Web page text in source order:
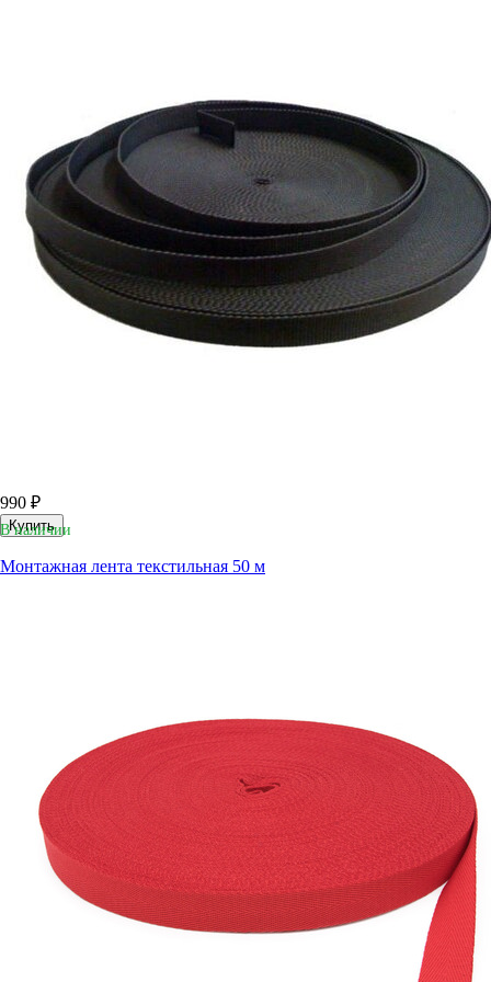
990 ₽
Купить
В наличии
Монтажная лента текстильная 50 м